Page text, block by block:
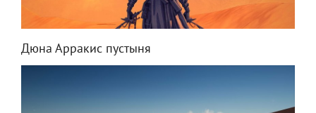
Дюна Арракис пустыня